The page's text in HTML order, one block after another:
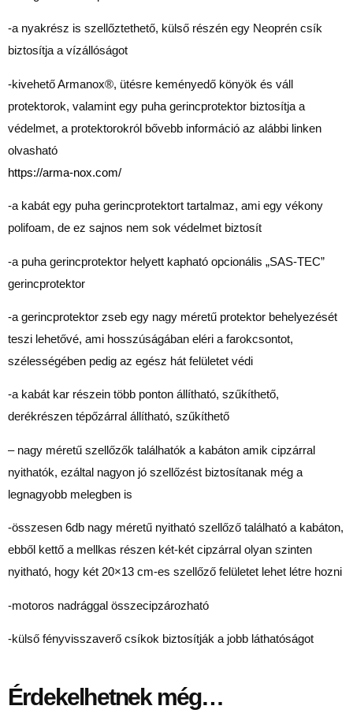
-a nyakrész is szellőztethető, külső részén egy Neoprén csík
biztosítja a vízállóságot
-kivehető Armanox®, ütésre keményedő könyök és váll
protektorok, valamint egy puha gerincprotektor biztosítja a
védelmet, a protektorokról bővebb információ az alábbi linken
olvasható
https://arma-nox.com/
-a kabát egy puha gerincprotektort tartalmaz, ami egy vékony
polifoam, de ez sajnos nem sok védelmet biztosít
-a puha gerincprotektor helyett kapható opcionális „SAS-TEC”
gerincprotektor
-a gerincprotektor zseb egy nagy méretű protektor behelyezését
teszi lehetővé, ami hosszúságában eléri a farokcsontot,
szélességében pedig az egész hát felületet védi
-a kabát kar részein több ponton állítható, szűkíthető,
derékrészen tépőzárral állítható, szűkíthető
– nagy méretű szellőzők találhatók a kabáton amik cipzárral
nyithatók, ezáltal nagyon jó szellőzést biztosítanak még a
legnagyobb melegben is
-összesen 6db nagy méretű nyitható szellőző található a kabáton,
ebből kettő a mellkas részen két-két cipzárral olyan szinten
nyitható, hogy két 20×13 cm-es szellőző felületet lehet létre hozni
-motoros nadrággal összecipzározható
-külső fényvisszaverő csíkok biztosítják a jobb láthatóságot
Érdekelhetnek még…